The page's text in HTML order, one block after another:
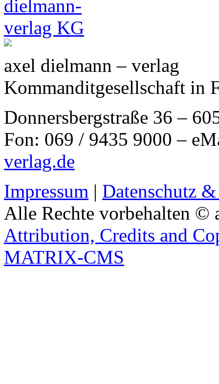
axel dielmann – verlag
Kommanditgesellschaft in
Donnersbergstraße 36 –
Fon: 069 / 9435 9000 –
verlag.de
Impressum | Datenschutz
Alle Rechte vorbehalten ©
Attribution, Credits and
MATRIX-CMS